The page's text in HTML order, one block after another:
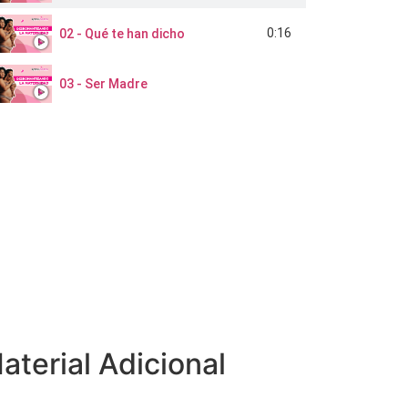
02 - Qué te han dicho 0:16
03 - Ser Madre
Adicional